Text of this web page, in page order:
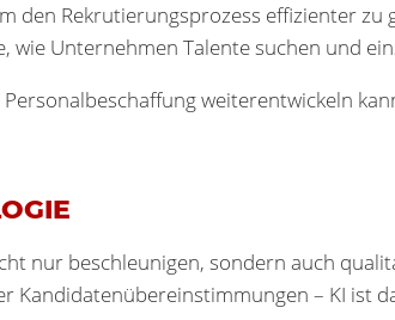
den Rekrutierungsprozess effizienter zu
wie Unternehmen Talente suchen und
weiterentwickeln
nur beschleunigen, sondern auch
– KI ist